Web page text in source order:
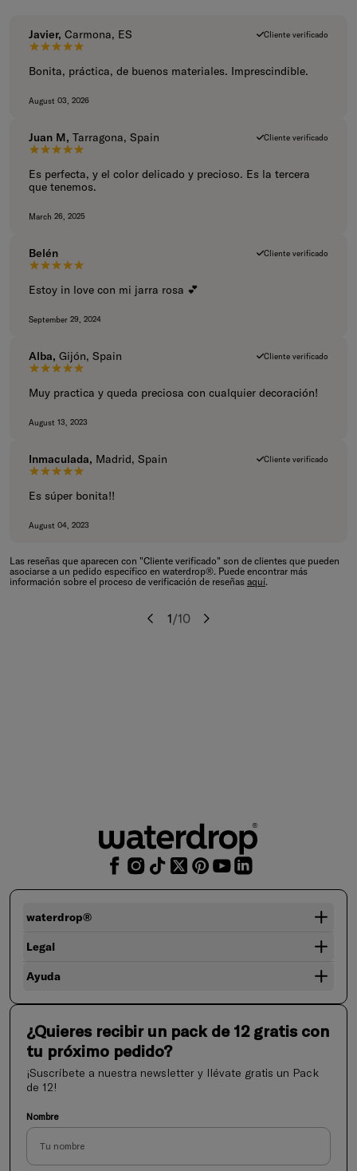
Javier, Carmona, ES Cliente verificado
5 de 5 estrellas.
Bonita, práctica, de buenos materiales. Imprescindible.
August 03, 2026
Juan M, Tarragona, Spain Cliente verificado
5 de 5 estrellas.
Es perfecta, y el color delicado y precioso. Es la tercera
que tenemos.
March 26, 2025
Belén Cliente verificado
5 de 5 estrellas.
Estoy in love con mi jarra rosa 💕
September 29, 2024
Alba, Gijón, Spain Cliente verificado
5 de 5 estrellas.
Muy practica y queda preciosa con cualquier decoración!
August 13, 2023
Inmaculada, Madrid, Spain Cliente verificado
5 de 5 estrellas.
Es súper bonita!!
August 04, 2023
Las reseñas que aparecen con "Cliente verificado" son de clientes que pueden
asociarse a un pedido específico en waterdrop®. Puede encontrar más
información sobre el proceso de verificación de reseñas aquí.
Anterior
1/10
Siguiente
waterdrop®
Legal
Ayuda
¿Quieres recibir un pack de 12 gratis con
tu próximo pedido?
¡Suscríbete a nuestra newsletter y llévate gratis un Pack
de 12!
Nombre